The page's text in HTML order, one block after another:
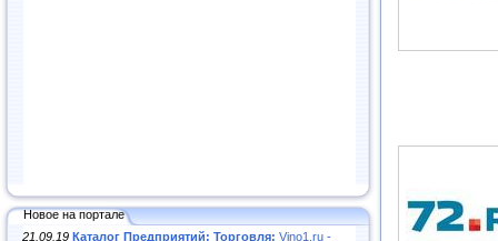
Новое на портале
21.09.19 Каталог Предприятий: Торговля: Vino1.ru -